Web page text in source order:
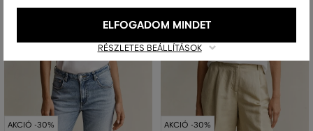
AKCIÓ -30% AKCIÓ -30%
RÉSZLETES BEÁLLÍTÁSOK
ELFOGADOM MINDET